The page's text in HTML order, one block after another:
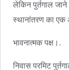
लेकिन पुर्तगाल
स्थानांतरण का एक
भावनात्मक पक्ष।.
निवास परमिट